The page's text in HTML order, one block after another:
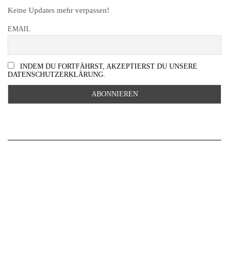
Keine Updates mehr verpassen!
EMAIL
INDEM DU FORTFÄHRST, AKZEPTIERST DU UNSERE
DATENSCHUTZERKLÄRUNG.